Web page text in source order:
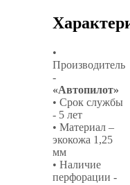
•
Производитель
-
«Автопилот»
• Срок службы
- 5 лет
• Материал –
экокожа 1,25
мм
• Наличие
перфорации -